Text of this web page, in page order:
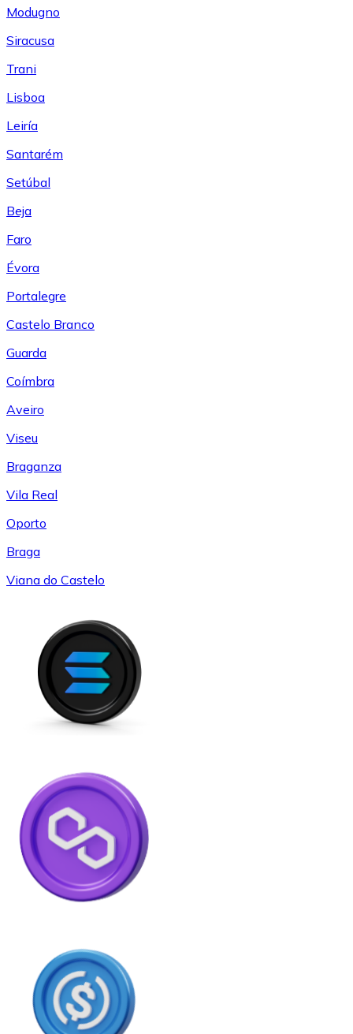
Modugno
Siracusa
Trani
Lisboa
Leiría
Santarém
Setúbal
Beja
Faro
Évora
Portalegre
Castelo Branco
Guarda
Coímbra
Aveiro
Viseu
Braganza
Vila Real
Oporto
Braga
Viana do Castelo